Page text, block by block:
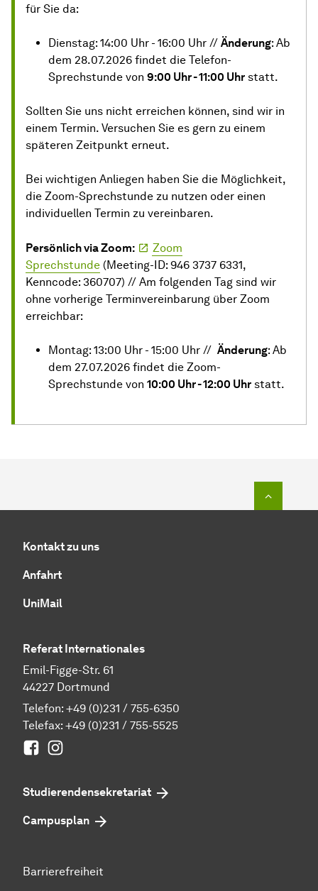
für Sie da:
Dienstag: 14:00 Uhr - 16:00 Uhr // Änderung: Ab
dem 28.07.2026 findet die Telefon-
Sprechstunde von 9:00 Uhr - 11:00 Uhr statt.
Sollten Sie uns nicht erreichen können, sind wir in
einem Termin. Versuchen Sie es gern zu einem
späteren Zeitpunkt erneut.
Bei wichtigen Anliegen haben Sie die Möglichkeit,
die Zoom-Sprechstunde zu nutzen oder einen
individuellen Termin zu vereinbaren.
Persönlich via Zoom:
Zoom
Sprechstunde (Meeting-ID: 946 3737 6331,
Kenncode: 360707) // Am folgenden Tag sind wir
ohne vorherige Terminvereinbarung über Zoom
erreichbar:
Montag: 13:00 Uhr - 15:00 Uhr // Änderung: Ab
dem 27.07.2026 findet die Zoom-
Sprechstunde von 10:00 Uhr - 12:00 Uhr statt.
Kontakt zu uns
Anfahrt
UniMail
Referat Internationales
Emil-Figge-Str. 61
44227 Dortmund
Telefon: +49 (0)231 / 755-6350
Telefax: +49 (0)231 / 755-5525
Facebook
Studierenden­sekretariat
Campusplan
Barrierefreiheit